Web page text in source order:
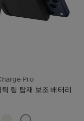
Pro
링 탑재 보조 배터리